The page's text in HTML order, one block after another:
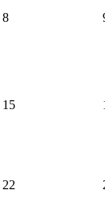
8
15
22